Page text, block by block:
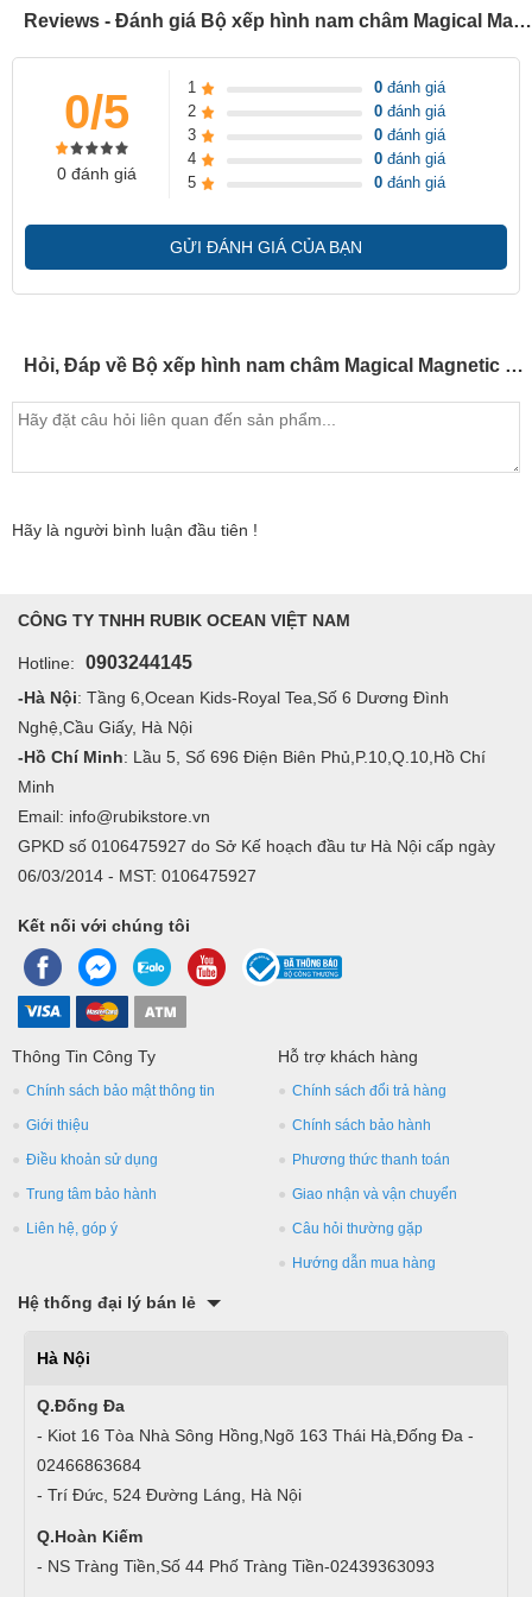
Reviews - Đánh giá Bộ xếp hình nam châm Magical Magnetic 32PCS (M032)
0/5
0 đánh giá
1 0 đánh giá
2
0 đánh giá
3
0 đánh giá
4
0 đánh giá
5
0 đánh giá
GỬI ĐÁNH GIÁ CỦA BẠN
Hỏi, Đáp về Bộ xếp hình nam châm Magical Magnetic 32PCS (M032)
Hãy là người bình luận đầu tiên !
CÔNG TY TNHH RUBIK OCEAN VIỆT NAM
Hotline: 0903244145
-Hà Nội: Tầng 6,Ocean Kids-Royal Tea,Số 6 Dương Đình
Nghệ,Cầu Giấy, Hà Nội
-Hồ Chí Minh: Lầu 5, Số 696 Điện Biên Phủ,P.10,Q.10,Hồ Chí
Minh
Email: info@rubikstore.vn
GPKD số 0106475927 do Sở Kế hoạch đầu tư Hà Nội cấp ngày
06/03/2014 - MST: 0106475927
Kết nối với chúng tôi
Thông Tin Công Ty
Chính sách bảo mật thông tin
Giới thiệu
Điều khoản sử dụng
Trung tâm bảo hành
Liên hệ, góp ý
Hỗ trợ khách hàng
Chính sách đổi trả hàng
Chính sách bảo hành
Phương thức thanh toán
Giao nhận và vận chuyển
Câu hỏi thường gặp
Hướng dẫn mua hàng
Hệ thống đại lý bán lẻ
Hà Nội
Q.Đống Đa
- Kiot 16 Tòa Nhà Sông Hồng,Ngõ 163 Thái Hà,Đống Đa -
02466863684
- Trí Đức, 524 Đường Láng, Hà Nội
Q.Hoàn Kiếm
- NS Tràng Tiền,Số 44 Phố Tràng Tiền-02439363093